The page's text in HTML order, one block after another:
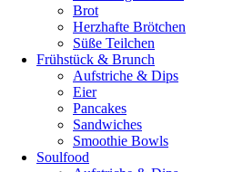
Brot
Herzhafte Brötchen
Süße Teilchen
Frühstück & Brunch
Aufstriche & Dips
Eier
Pancakes
Sandwiches
Smoothie Bowls
Soulfood